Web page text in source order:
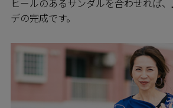
ヒールのあるサンダルを合わせれば
デの完成です。